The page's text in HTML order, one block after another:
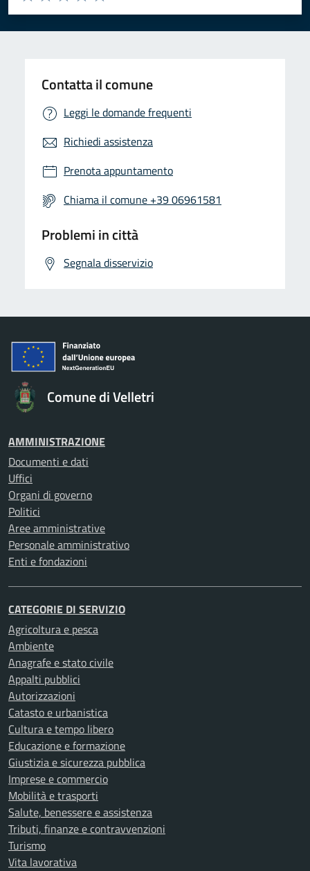
Valuta 5 stelle su 5
Valuta 4 stelle su 5
Valuta 3 stelle su 5
Valuta 2 stelle su 5
Valuta 1 stelle su 5
Contatta il comune
Leggi le domande frequenti
Richiedi assistenza
Prenota appuntamento
Chiama il comune +39 06961581
Problemi in città
Segnala disservizio
Comune di Velletri
AMMINISTRAZIONE
Documenti e dati
Uffici
Organi di governo
Politici
Aree amministrative
Personale amministrativo
Enti e fondazioni
CATEGORIE DI SERVIZIO
Agricoltura e pesca
Ambiente
Anagrafe e stato civile
Appalti pubblici
Autorizzazioni
Catasto e urbanistica
Cultura e tempo libero
Educazione e formazione
Giustizia e sicurezza pubblica
Imprese e commercio
Mobilità e trasporti
Salute, benessere e assistenza
Tributi, finanze e contravvenzioni
Turismo
Vita lavorativa